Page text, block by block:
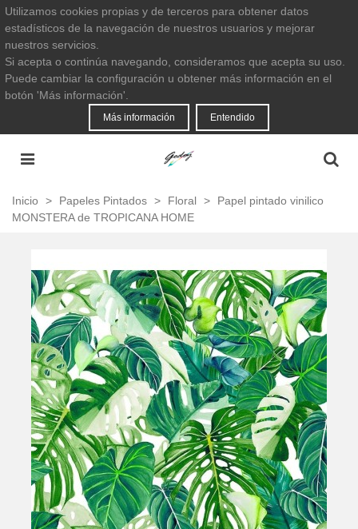
Utilizamos cookies propias y de terceros para obtener datos
estadísticos de la navegación de nuestros usuarios y mejorar
nuestros servicios.
Si acepta o continúa navegando, consideramos que acepta su uso.
Puede cambiar la configuración u obtener más información en el
botón 'Más información'.
Más información Entendido
Inicio > Papeles Pintados > Floral >
Papel pintado vinilico
MONSTERA de TROPICANA HOME